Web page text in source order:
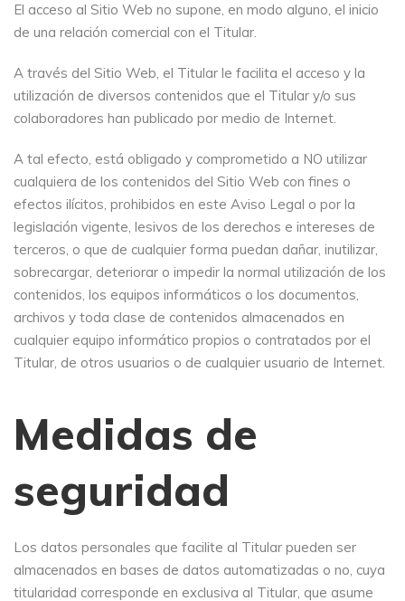
El acceso al Sitio Web no supone, en modo alguno, el inicio
de una relación comercial con el Titular.
A través del Sitio Web, el Titular le facilita el acceso y la
utilización de diversos contenidos que el Titular y/o sus
colaboradores han publicado por medio de Internet.
A tal efecto, está obligado y comprometido a NO utilizar
cualquiera de los contenidos del Sitio Web con fines o
efectos ilícitos, prohibidos en este Aviso Legal o por la
legislación vigente, lesivos de los derechos e intereses de
terceros, o que de cualquier forma puedan dañar, inutilizar,
sobrecargar, deteriorar o impedir la normal utilización de los
contenidos, los equipos informáticos o los documentos,
archivos y toda clase de contenidos almacenados en
cualquier equipo informático propios o contratados por el
Titular, de otros usuarios o de cualquier usuario de Internet.
Medidas de
seguridad
Los datos personales que facilite al Titular pueden ser
almacenados en bases de datos automatizadas o no, cuya
titularidad corresponde en exclusiva al Titular, que asume